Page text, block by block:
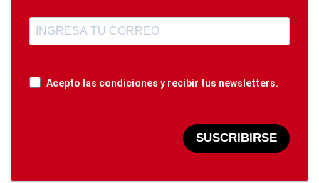
Acepto las condiciones y recibir tus newsletters.
SUSCRIBIRSE